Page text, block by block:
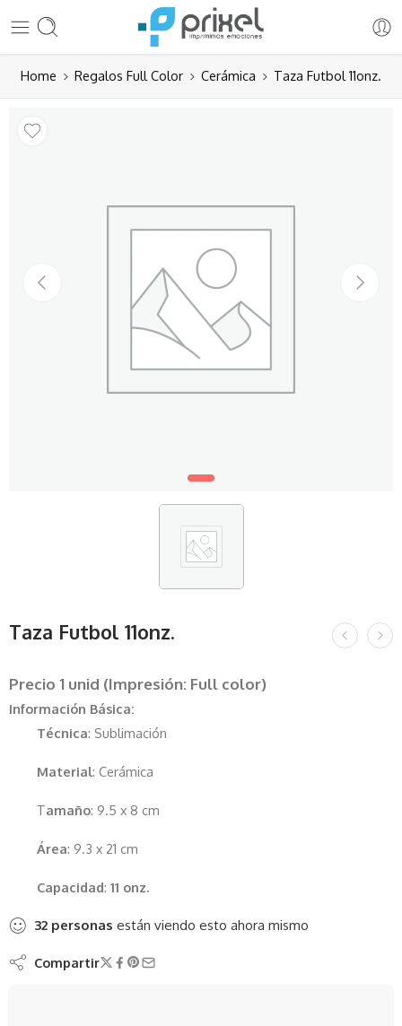
Home Regalos Full Color Cerámica Taza Futbol 11onz.
Taza Futbol 11onz.
Precio 1 unid (Impresión: Full color)
Información Básica:
Técnica: Sublimación
Material: Cerámica
Tamaño: 9.5 x 8 cm
Área: 9.3 x 21 cm
Capacidad: 11 onz.
32 personas están viendo esto ahora mismo
Compartir